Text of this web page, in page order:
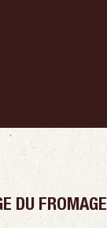
DU FROMAGE